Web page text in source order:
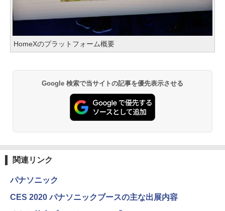
HomeXのプラットフォーム概要
Google 検索で当サイトの記事を優先表示させる
関連リンク
パナソニック
CES 2020 パナソニックブースの主な出展内容